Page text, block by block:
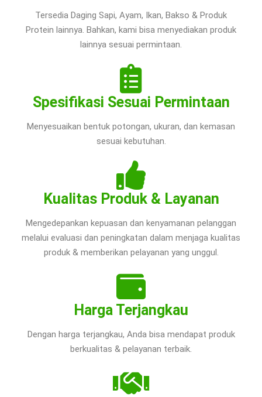
Tersedia Daging Sapi, Ayam, Ikan, Bakso & Produk
Protein lainnya. Bahkan, kami bisa menyediakan produk
lainnya sesuai permintaan.
Spesifikasi Sesuai Permintaan
Menyesuaikan bentuk potongan, ukuran, dan kemasan
sesuai kebutuhan.
Kualitas Produk & Layanan
Mengedepankan kepuasan dan kenyamanan pelanggan
melalui evaluasi dan peningkatan dalam menjaga kualitas
produk & memberikan pelayanan yang unggul.
Harga Terjangkau
Dengan harga terjangkau, Anda bisa mendapat produk
berkualitas & pelayanan terbaik.